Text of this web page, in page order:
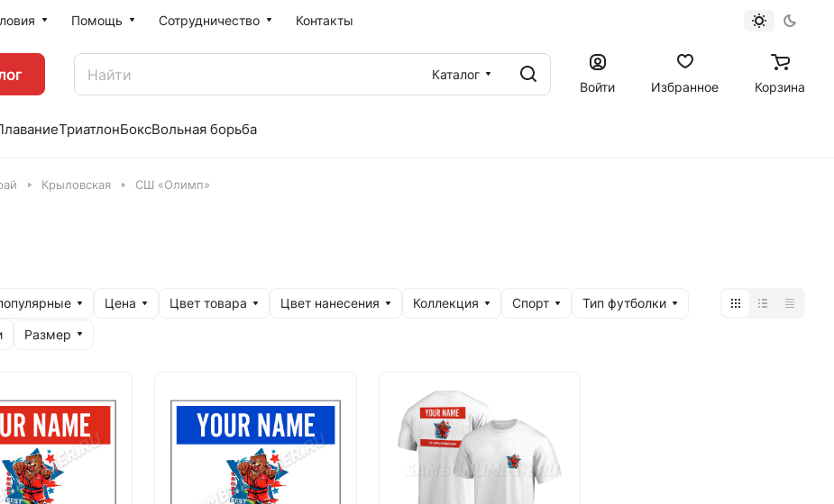
Помощь Сотрудничество Контакты
Каталог
Войти
Избранное Корзина
ТриатлонБоксВольная борьба
Крыловская СШ «Олимп»
Цена Цвет товара Цвет нанесения Коллекция Спорт Тип футболки
Размер